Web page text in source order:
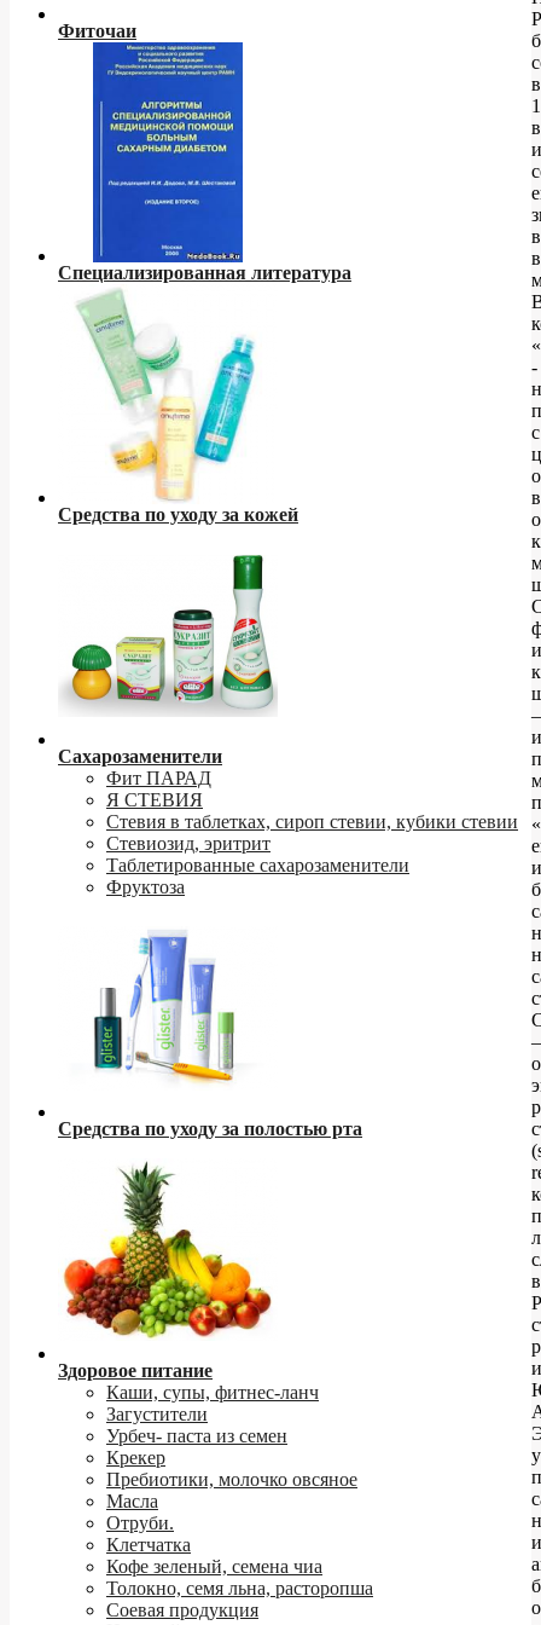
Фиточаи
Специализированная литература
Средства по уходу за кожей
Сахарозаменители
Фит ПАРАД
Я СТЕВИЯ
Стевия в таблетках, сироп стевии, кубики стевии
Стевиозид, эритрит
Таблетированные сахарозаменители
Фруктоза
Средства по уходу за полостью рта
Здоровое питание
Каши, супы, фитнес-ланч
Загустители
Урбеч- паста из семен
Крекер
Пребиотики, молочко овсяное
Масла
Отруби.
Клетчатка
Кофе зеленый, семена чиа
Толокно, семя льна, расторопша
Соевая продукция
в
и
-
с
в
и
и